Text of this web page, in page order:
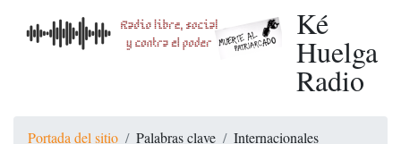
Ké
Huelga
Radio
Portada del sitio Palabras clave
Internacionales